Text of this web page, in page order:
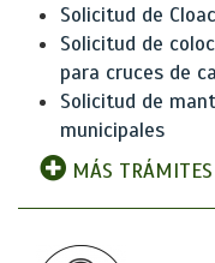
Solicitud de
Solicitud de
para cruces de
Solicitud de
municipales
MÁS TRÁMITES